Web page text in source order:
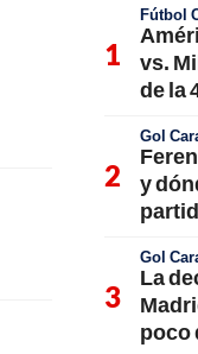
Fútbol
vs.
de la
Gol
y
Gol
La
poco